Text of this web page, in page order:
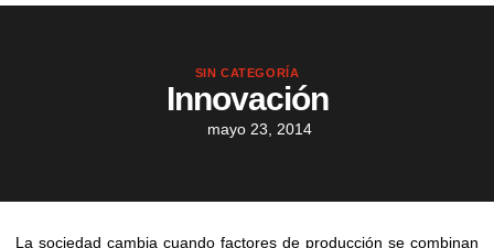
SIN CATEGORÍA
Innovación
mayo 23, 2014
La sociedad cambia cuando factores de producción se combinan